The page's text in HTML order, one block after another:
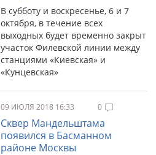
В субботу и воскресенье, 6 и 7
октября, в течение всех
выходных будет временно закрыт
участок Филевской линии между
станциями «Киевская» и
«Кунцевская»
09 ИЮЛЯ 2018 16:33 0
Сквер Мандельштама
появился в Басманном
районе Москвы